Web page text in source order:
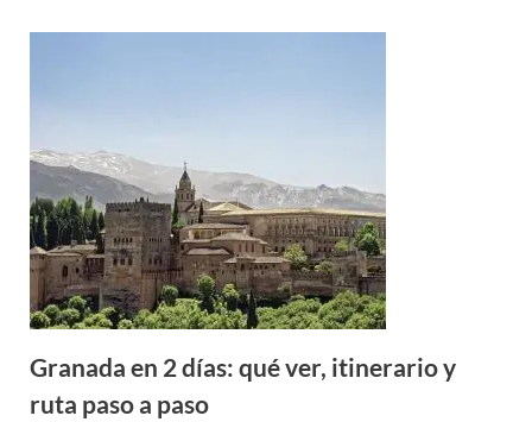
Granada en 2 días: qué ver, itinerario y
ruta paso a paso